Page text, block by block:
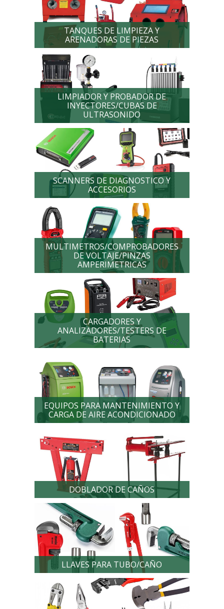
TANQUES DE LIMPIEZA Y
ARENADORAS DE PIEZAS
LIMPIADOR Y PROBADOR DE
INYECTORES/CUBAS DE
ULTRASONIDO
SCANNERS DE DIAGNOSTICO Y
ACCESORIOS
MULTIMETROS/COMPROBADORES
DE VOLTAJE/PINZAS
AMPERIMETRICAS
CARGADORES Y
ANALIZADORES/TESTERS DE
BATERIAS
EQUIPOS PARA MANTENIMIENTO Y
CARGA DE AIRE ACONDICIONADO
DOBLADOR DE CAÑOS
LLAVES PARA TUBO/CAÑO